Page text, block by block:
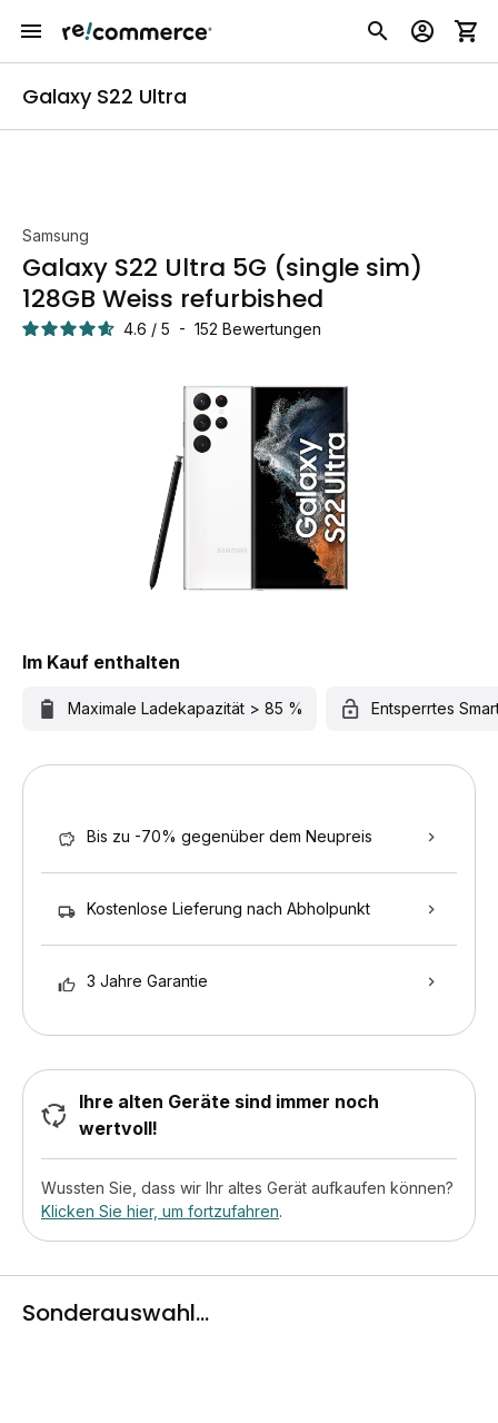
Galaxy S22 Ultra
Samsung
Galaxy S22 Ultra 5G (single sim)
128GB Weiss refurbished
4.6 / 5 - 152 Bewertungen
Im Kauf enthalten
Maximale Ladekapazität > 85 % Entsperrtes
Bis zu -70% gegenüber dem Neupreis
Kostenlose Lieferung nach Abholpunkt
3 Jahre Garantie
Ihre alten Geräte sind immer noch
wertvoll!
Wussten Sie, dass wir Ihr altes Gerät aufkaufen können?
Klicken Sie hier, um fortzufahren.
Sonderauswahl...